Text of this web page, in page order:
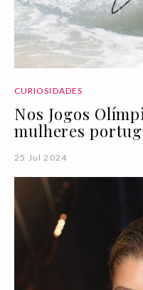
CURIOSIDADES
Nos Jogos
mulheres
25 Jul 2024